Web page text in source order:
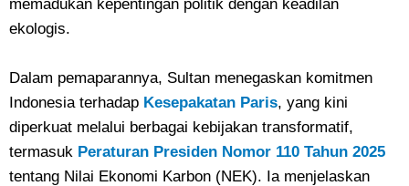
memadukan kepentingan politik dengan keadilan
ekologis.
Dalam pemaparannya, Sultan menegaskan komitmen
Indonesia terhadap Kesepakatan Paris, yang kini
diperkuat melalui berbagai kebijakan transformatif,
termasuk Peraturan Presiden Nomor 110 Tahun 2025
tentang Nilai Ekonomi Karbon (NEK). Ia menjelaskan